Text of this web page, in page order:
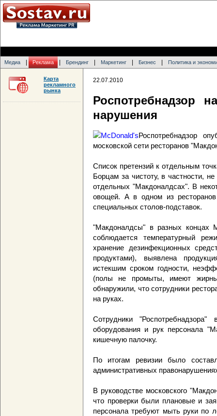
Медиа Реклама Брендинг Маркетинг Бизнес Политика и
22.07.2010
Роспотребнадзор
нарушения
Роспотребнадзор
московской сети ресторанов
Список претензий к отдельным
Борцам за чистоту, в частности,
отдельных "Макдоналдсах". В
овощей. А в одном из
специальных столов-подставок.
"Макдоналдсы" в разных концах
соблюдается температурный
хранение дезинфекционных
продуктами), выявлена
истекшим сроком годности,
(полы не промыты, имеют
обнаружили, что сотрудники
на руках.
Сотрудники
оборудования и рук персонала
кишечную палочку.
По итогам ревизии было
административных
В руководстве московского
что проверки были плановые и
персонала требуют мыть руки по
Карта
рекламного
рынка